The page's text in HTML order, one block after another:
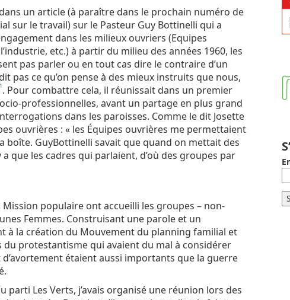
un article (à paraître dans le prochain numéro de
sur le travail) sur le Pasteur Guy Bottinelli qui a
dans les milieux ouvriers (Equipes
etc.) à partir du milieu des années 1960, les
pas parler ou en tout cas dire le contraire d’un
pas ce qu’on pense à des mieux instruits que nous,
1. Pour combattre cela, il réunissait dans un premier
professionnelles, avant un partage en plus grand
dans les paroisses. Comme le dit Josette
ouvrières : « les Équipes ouvrières me permettaient
boîte. GuyBottinelli savait que quand on mettait des
que les cadres qui parlaient, d’où des groupes par
populaire ont accueilli les groupes – non-
Femmes. Construisant une parole et un
à la création du Mouvement du planning familial et
protestantisme qui avaient du mal à considérer
étaient aussi importants que la guerre
parti Les Verts, j’avais organisé une réunion lors des